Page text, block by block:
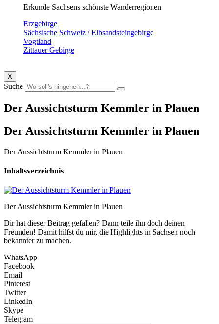
Erkunde Sachsens schönste Wanderregionen
Erzgebirge
Sächsische Schweiz / Elbsandsteingebirge
Vogtland
Zittauer Gebirge
X
Suche
Der Aussichtsturm Kemmler in Plauen
Der Aussichtsturm Kemmler in Plauen
Der Aussichtsturm Kemmler in Plauen
Inhaltsverzeichnis
Der Aussichtsturm Kemmler in Plauen
Dir hat dieser Beitrag gefallen? Dann teile ihn doch deinen
Freunden! Damit hilfst du mir, die Highlights in Sachsen noch
bekannter zu machen.
WhatsApp
Facebook
Email
Pinterest
Twitter
LinkedIn
Skype
Telegram